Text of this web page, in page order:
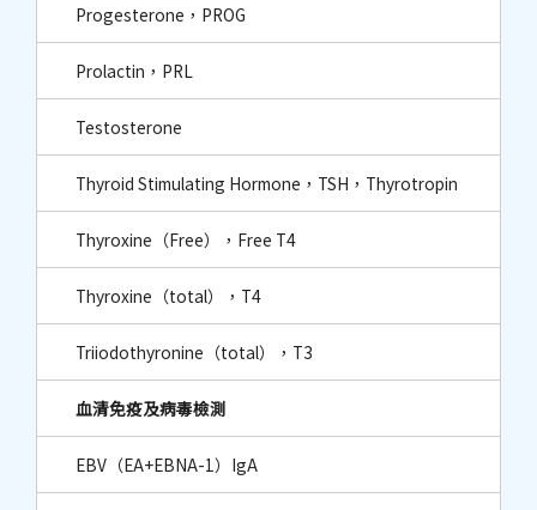
Progesterone，PROG
Prolactin，PRL
Testosterone
Thyroid Stimulating Hormone，TSH，Thyrotropin
Thyroxine（Free），Free T4
Thyroxine（total），T4
Triiodothyronine（total），T3
血清免疫及病毒檢測
EBV（EA+EBNA-1）IgA